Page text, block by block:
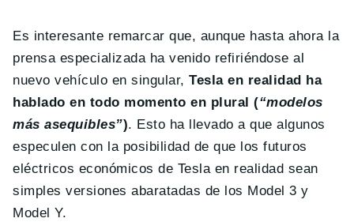
Es interesante remarcar que, aunque hasta ahora la
prensa especializada ha venido refiriéndose al
nuevo vehículo en singular,Tesla en realidad ha
hablado en todo momento en plural (“modelos
más asequibles”). Esto ha llevado a que algunos
especulen con la posibilidad de que los futuros
eléctricos económicos de Tesla en realidad sean
simples versiones abaratadas de los Model 3 y
Model Y.